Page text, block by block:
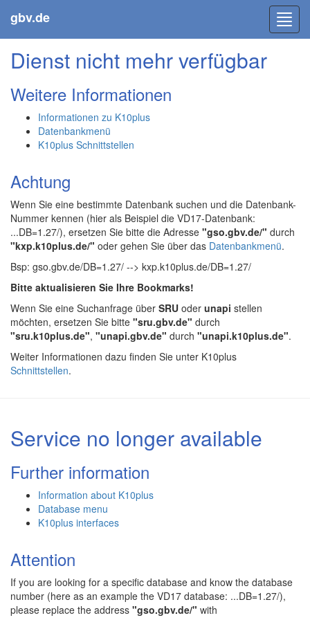
gbv.de
Dienst nicht mehr verfügbar
Weitere Informationen
Informationen zu K10plus
Datenbankmenü
K10plus Schnittstellen
Achtung
Wenn Sie eine bestimmte Datenbank suchen und die Datenbank-
Nummer kennen (hier als Beispiel die VD17-Datenbank:
...DB=1.27/), ersetzen Sie bitte die Adresse "gso.gbv.de/" durch
"kxp.k10plus.de/" oder gehen Sie über das Datenbankmenü.
Bsp: gso.gbv.de/DB=1.27/ --> kxp.k10plus.de/DB=1.27/
Bitte aktualisieren Sie Ihre Bookmarks!
Wenn Sie eine Suchanfrage über SRU oder unapi stellen
möchten, ersetzen Sie bitte "sru.gbv.de" durch
"sru.k10plus.de", "unapi.gbv.de" durch "unapi.k10plus.de".
Weiter Informationen dazu finden Sie unter K10plus
Schnittstellen.
Service no longer available
Further information
Information about K10plus
Database menu
K10plus interfaces
Attention
If you are looking for a specific database and know the database
number (here as an example the VD17 database: ...DB=1.27/),
please replace the address "gso.gbv.de/" with